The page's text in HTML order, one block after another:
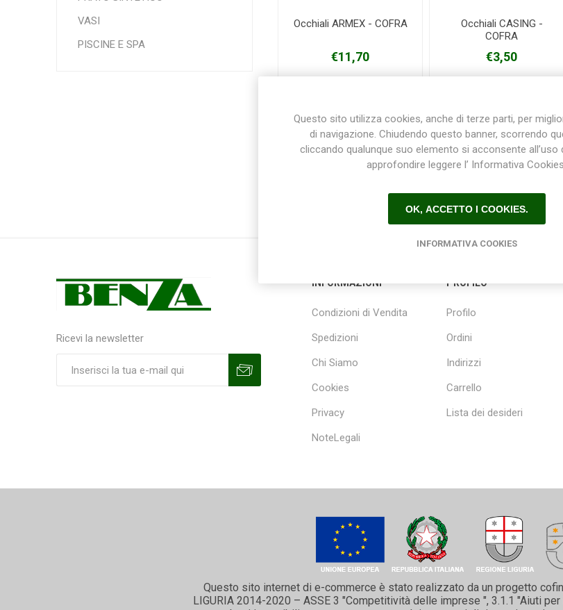
Makita
RIV -
Rubinetteria
Italiana
Velatta S.p.A
Occhiali ARMEX - COFRA
€11,70
Occhiali CASING -
COFRA
€3,50
VASI
PISCINE E SPA
Ricevi la newsletter
INFORMAZIONI
Condizioni di Vendita
Spedizioni
Chi Siamo
Cookies
Privacy
NoteLegali
PROFILO
Profilo
Ordini
Indirizzi
Carrello
Lista dei desideri
Questo sito internet di e-commerce è stato realizzato da un progetto
LIGURIA 2014-2020 – ASSE 3 "Competitività delle imprese ", 3.1.1 "Aiuti
Questo sito utilizza cookies, anche di terze parti, per
di navigazione. Chiudendo questo banner, scorrendo
cliccando qualunque suo elemento si acconsente all’uso
approfondire leggere l’ Informativa
OK, ACCETTO I COOKIES.
INFORMATIVA COOKIES